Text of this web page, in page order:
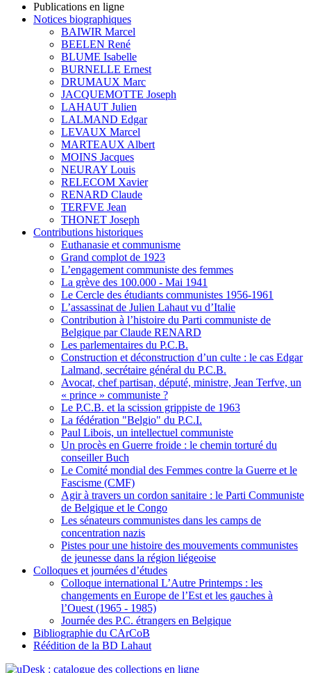
Publications en ligne
Notices biographiques
BAIWIR Marcel
BEELEN René
BLUME Isabelle
BURNELLE Ernest
DRUMAUX Marc
JACQUEMOTTE Joseph
LAHAUT Julien
LALMAND Edgar
LEVAUX Marcel
MARTEAUX Albert
MOINS Jacques
NEURAY Louis
RELECOM Xavier
RENARD Claude
TERFVE Jean
THONET Joseph
Contributions historiques
Euthanasie et communisme
Grand complot de 1923
L’engagement communiste des femmes
La grève des 100.000 - Mai 1941
Le Cercle des étudiants communistes 1956-1961
L’assassinat de Julien Lahaut vu d’Italie
Contribution à l’histoire du Parti communiste de
Belgique par Claude RENARD
Les parlementaires du P.C.B.
Construction et déconstruction d’un culte : le cas Edgar
Lalmand, secrétaire général du P.C.B.
Avocat, chef partisan, député, ministre, Jean Terfve, un
« prince » communiste ?
Le P.C.B. et la scission grippiste de 1963
La fédération "Belgio" du P.C.I.
Paul Libois, un intellectuel communiste
Un procès en Guerre froide : le chemin torturé du
conseiller Buch
Le Comité mondial des Femmes contre la Guerre et le
Fascisme (CMF)
Agir à travers un cordon sanitaire : le Parti Communiste
de Belgique et le Congo
Les sénateurs communistes dans les camps de
concentration nazis
Pistes pour une histoire des mouvements communistes
de jeunesse dans la région liégeoise
Colloques et journées d’études
Colloque international L’Autre Printemps : les
changements en Europe de l’Est et les gauches à
l’Ouest (1965 - 1985)
Journée des P.C. étrangers en Belgique
Bibliographie du CArCoB
Réédition de la BD Lahaut